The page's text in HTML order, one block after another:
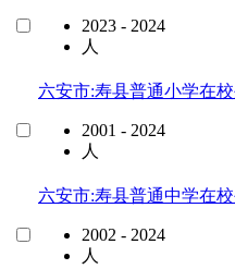
2023 - 2024
人
六安市:寿县普通小学在
2001 - 2024
人
六安市:寿县普通中学在
2002 - 2024
人